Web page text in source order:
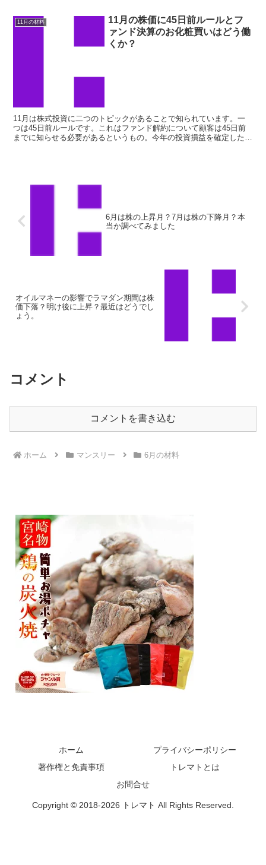
11月の材料
11月の株価に45日前ルールとフ
ァンド決算のお化粧買いはどう働
くか？
11月は株式投資に二つのトピックがあることで知られています。一
つは45日前ルールです。これはファンド解約について顧客は45日前
までに知らせる必要があるというもの。今年の投資損益を確定したい
6月は株の上昇月？7月は株の下降月？本
当か調べてみました
オイルマネーの影響でラマダン期間は株
価下落？明け後に上昇？最近はどうでし
ょう。
コメント
コメントを書き込む
ホーム マンスリー 6月の材料
ホーム
プライバシーポリシー
著作権と免責事項
トレマトとは
お問合せ
Copyright © 2018-2026 トレマト All Rights Reserved.